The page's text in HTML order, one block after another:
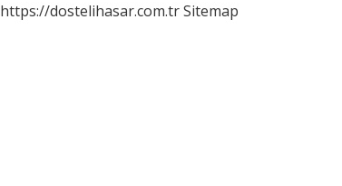
https://dostelihasar.com.trSitemap